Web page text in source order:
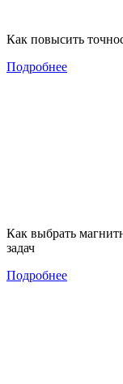
Как повысить
Подробнее
Как выбрать
задач
Подробнее